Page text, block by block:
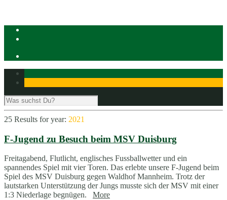
25 Results foryear: 2021
F-Jugend zu Besuch beim MSV Duisburg
Freitagabend, Flutlicht, englisches Fussballwetter und ein
spannendes Spiel mit vier Toren. Das erlebte unsere F-Jugend beim
Spiel des MSV Duisburg gegen Waldhof Mannheim. Trotz der
lautstarken Unterstützung der Jungs musste sich der MSV mit einer
1:3 Niederlage begnügen. More